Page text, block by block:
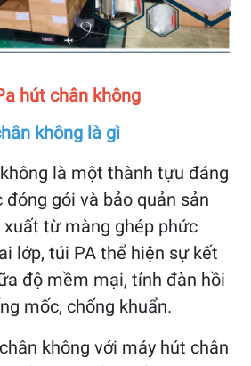
hút chân không
không là gì
là một thành tựu đáng
gói và bảo quản sản
từ màng ghép phức
lớp, túi PA thể hiện sự kết
độ mềm mại, tính đàn hồi
mốc, chống khuẩn.
không với máy hút chân